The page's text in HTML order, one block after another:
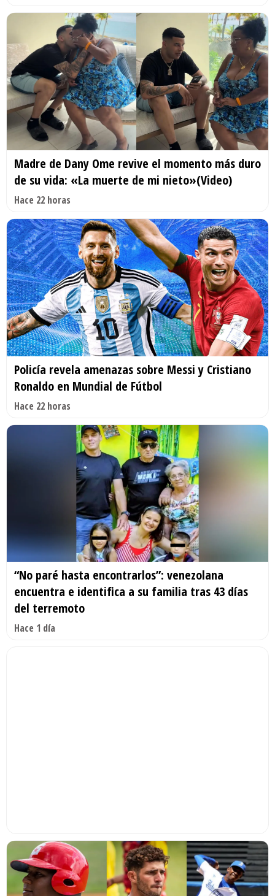
Madre de Dany Ome revive el momento más duro
de su vida: «La muerte de mi nieto»(Video)
Hace 22 horas
Policía revela amenazas sobre Messi y Cristiano
Ronaldo en Mundial de Fútbol
Hace 22 horas
“No paré hasta encontrarlos”: venezolana
encuentra e identifica a su familia tras 43 días
del terremoto
Hace 1 día